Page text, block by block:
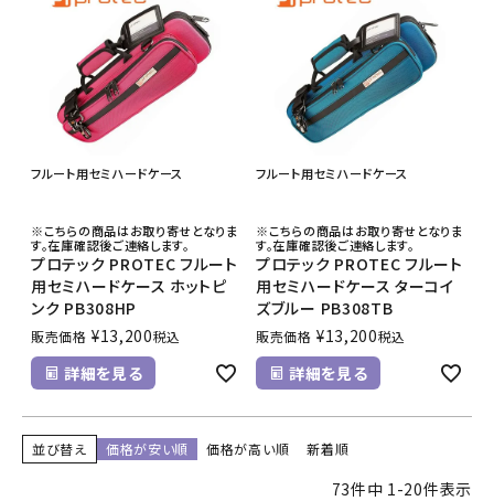
フルート用セミハードケース
※こちらの商品はお取り寄せとなりま
す。在庫確認後ご連絡します。
プロテック PROTEC フルート
用セミハードケース ホットピ
ンク PB308HP
販売価格 ¥13,200税込
詳細を見る
フルート用セミハードケース
※こちらの商品はお取り寄せとなりま
す。在庫確認後ご連絡します。
プロテック PROTEC フルート
用セミハードケース ターコイ
ズブルー PB308TB
販売価格 ¥13,200税込
詳細を見る
並び替え 価格が安い順 価格が高い順 新着順
73件中 1 -20件表示